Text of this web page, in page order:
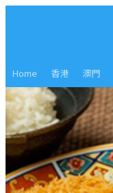
Home 香港 澳門